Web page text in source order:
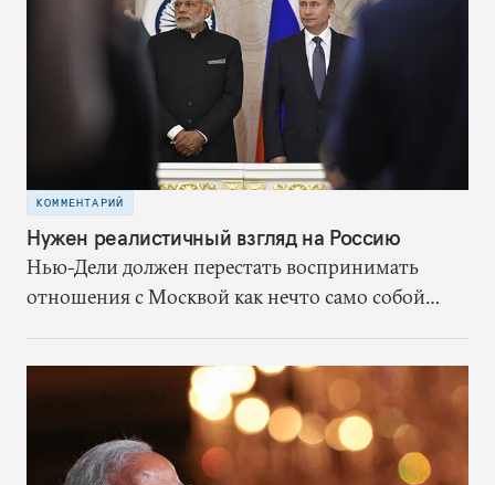
КОММЕНТАРИЙ
Нужен реалистичный взгляд на Россию
Нью-Дели должен перестать воспринимать
отношения с Москвой как нечто само собой
сконцентрироваться на переформатировании
партнёрства со страной, которая останется
мощной силой в Евразии.